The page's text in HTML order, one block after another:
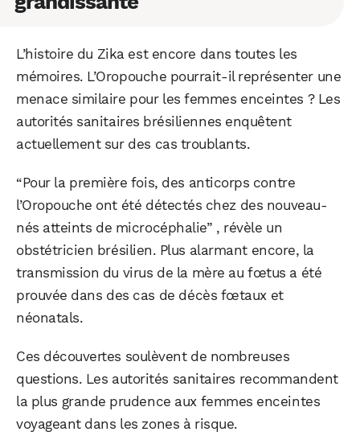
L’histoire du Zika est encore dans toutes les
mémoires. L’Oropouche pourrait-il représenter une
menace similaire pour les femmes enceintes ? Les
autorités sanitaires brésiliennes enquêtent
actuellement sur des cas troublants.
“Pour la première fois, des anticorps contre
l’Oropouche ont été détectés chez des nouveau-
nés atteints de microcéphalie” , révèle un
obstétricien brésilien. Plus alarmant encore, la
transmission du virus de la mère au fœtus a été
prouvée dans des cas de décès fœtaux et
néonatals.
Ces découvertes soulèvent de nombreuses
questions. Les autorités sanitaires recommandent
la plus grande prudence aux femmes enceintes
voyageant dans les zones à risque.
WhatsApp Telegram
Facebook X LinkedIn